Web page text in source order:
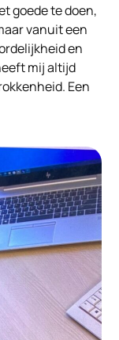
goede te doen,
vanuit een
en
mij altijd
Een